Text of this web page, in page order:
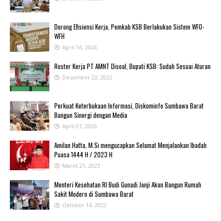
‎Dorong Efisiensi Kerja, Pemkab KSB Berlakukan Sistem WFO-
WFH ‎
April 16, 2026
Roster Kerja PT AMNT Disoal, Bupati KSB: Sudah Sesuai Aturan
Desember 22, 2022
Perkuat Keterbukaan Informasi, Diskominfo Sumbawa Barat
Bangun Sinergi dengan Media
April 07, 2026
Amilan Hatta, M.Si mengucapkan Selamat Menjalankan Ibadah
Puasa 1444 H / 2023 H
Maret 21, 2023
Menteri Kesehatan RI Budi Gunadi Janji Akan Bangun Rumah
Sakit Modern di Sumbawa Barat
Oktober 14, 2022